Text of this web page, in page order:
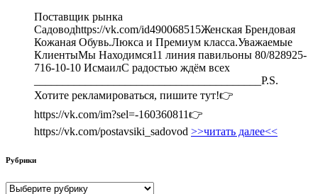
Поставщик рынка
Садоводhttps://vk.com/id490068515Женская Брендовая
Кожаная Обувь.Люкса и Премиум класса.Уважаемые
КлиентыМы Находимся11 линия павильоны 80/828925-
716-10-10 ИсмаилС радостью ждём всех
________________________________________P.S.
Хотите рекламироваться, пишите тут!👉
https://vk.com/im?sel=-160360811👉
https://vk.com/postavsiki_sadovod >>читать далее<<
Рубрики
Рубрики